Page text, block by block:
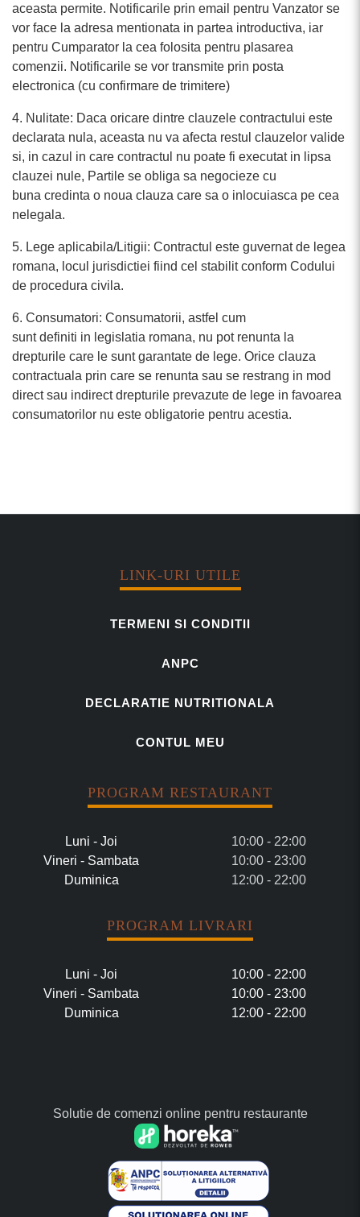
aceasta permite. Notificarile prin email pentru Vanzator se
vor face la adresa mentionata in partea introductiva, iar
pentru Cumparator la cea folosita pentru plasarea
comenzii. Notificarile se vor transmite prin posta
electronica (cu confirmare de trimitere)
4. Nulitate: Daca oricare dintre clauzele contractului este
declarata nula, aceasta nu va afecta restul clauzelor valide
si, in cazul in care contractul nu poate fi executat in lipsa
clauzei nule, Partile se obliga sa negocieze cu
buna credinta o noua clauza care sa o inlocuiasca pe cea
nelegala.
5. Lege aplicabila/Litigii: Contractul este guvernat de legea
romana, locul jurisdictiei fiind cel stabilit conform Codului
de procedura civila.
6. Consumatori: Consumatorii, astfel cum
sunt definiti in legislatia romana, nu pot renunta la
drepturile care le sunt garantate de lege. Orice clauza
contractuala prin care se renunta sau se restrang in mod
direct sau indirect drepturile prevazute de lege in favoarea
consumatorilor nu este obligatorie pentru acestia.
LINK-URI UTILE
TERMENI SI CONDITII
ANPC
DECLARATIE NUTRITIONALA
CONTUL MEU
PROGRAM RESTAURANT
Luni - Joi
10:00 - 22:00
Vineri - Sambata
10:00 - 23:00
Duminica
12:00 - 22:00
PROGRAM LIVRARI
Luni - Joi
10:00 - 22:00
Vineri - Sambata
10:00 - 23:00
Duminica
12:00 - 22:00
Solutie de comenzi online pentru restaurante